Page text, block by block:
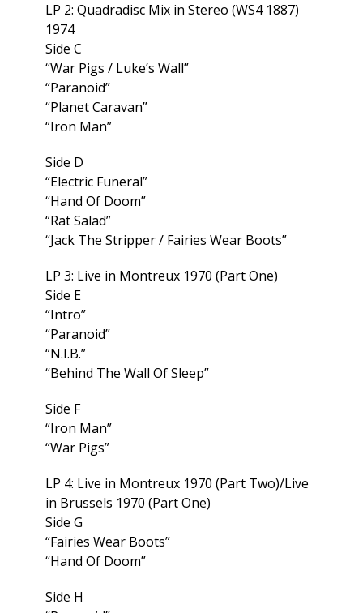
LP 2: Quadradisc Mix in Stereo (WS4 1887)
1974
Side C
“War Pigs / Luke’s Wall”
“Paranoid”
“Planet Caravan”
“Iron Man”
Side D
“Electric Funeral”
“Hand Of Doom”
“Rat Salad”
“Jack The Stripper / Fairies Wear Boots”
LP 3: Live in Montreux 1970 (Part One)
Side E
“Intro”
“Paranoid”
“N.I.B.”
“Behind The Wall Of Sleep”
Side F
“Iron Man”
“War Pigs”
LP 4: Live in Montreux 1970 (Part Two)/Live
in Brussels 1970 (Part One)
Side G
“Fairies Wear Boots”
“Hand Of Doom”
Side H